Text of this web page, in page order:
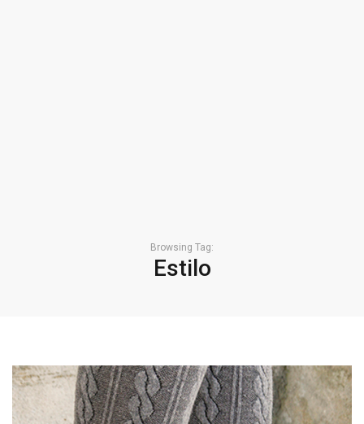
Browsing Tag:
Estilo